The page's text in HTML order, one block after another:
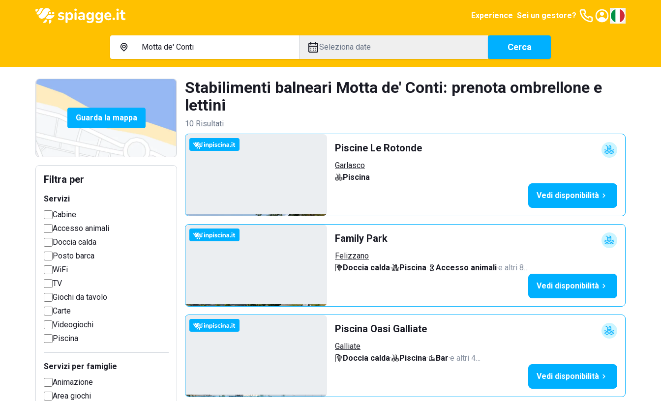
Experience Sei un gestore?
Seleziona date Cerca
Guarda la mappa
Filtra per
Servizi
Cabine
Accesso animali
Doccia calda
Posto barca
WiFi
TV
Giochi da tavolo
Carte
Videogiochi
Piscina
Servizi per famiglie
Animazione
Area giochi
Stabilimenti balneari Motta de' Conti: prenota ombrellone e
lettini
10 Risultati
Piscine Le Rotonde
Garlasco
Piscina
Vedi disponibilità
Family Park
Felizzano
Doccia calda· Piscina· Accesso animali·e altri 8…
Vedi disponibilità
Piscina Oasi Galliate
Galliate
Doccia calda· Piscina· Bar·e altri 4…
Vedi disponibilità